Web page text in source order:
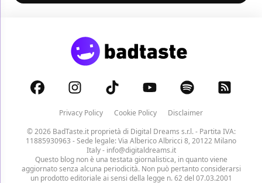
Privacy Policy Cookie Policy
Disclaimer
© 2026 BadTaste.it proprietà di Digital Dreams s.r.l.- Partita IVA:
11885930963 - Sede legale: Via Alberico Albricci 8, 20122 Milano
Italy - info@digitaldreams.it
Questo blog non è una testata giornalistica, in quanto viene
aggiornato senza alcuna periodicità. Non può pertanto considerarsi
un prodotto editoriale ai sensi della legge n. 62 del 07.03.2001